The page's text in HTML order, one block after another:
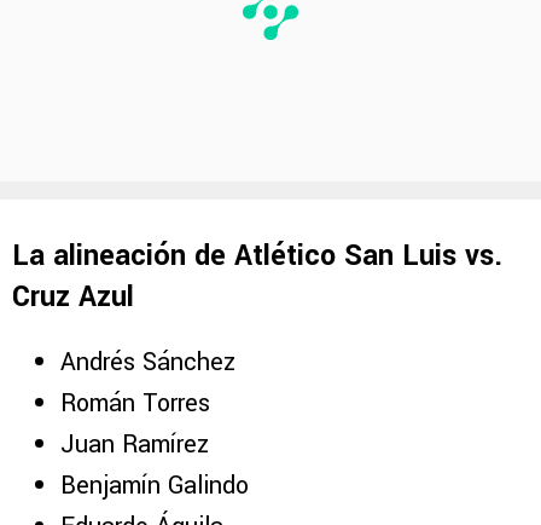
La alineación de Atlético San Luis vs.
Cruz Azul
Andrés Sánchez
Román Torres
Juan Ramírez
Benjamín Galindo